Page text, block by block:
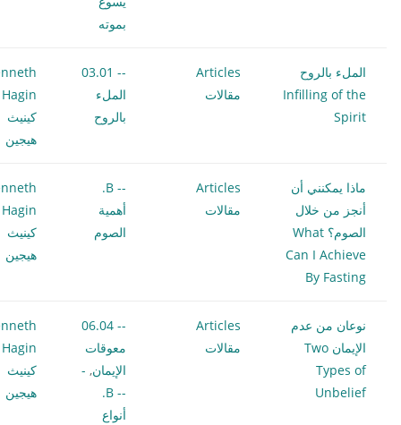
بموته
الملء بالروح
Infilling of the
Spirit
Articles
مقالات
-- 03.01
الملء
بالروح
كينيث
هيجين
ماذا يمكنني أن
أنجز من خلال
الصوم؟ What
Can I Achieve
By Fasting
Articles
مقالات
-- B.
أهمية
الصوم
كينيث
هيجين
نوعان من عدم
الإيمان Two
Types of
Unbelief
Articles
مقالات
-- 06.04
معوقات
الإيمان,
-
-- B.
أنواع
كينيث
هيجين